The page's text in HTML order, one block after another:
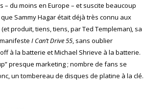
– du moins en Europe – et suscite beaucoup
Sammy Hagar était déjà très connu aux
produit, tiens, tiens, par Ted Templeman), sa
I Can’t Drive 55, sans oublier
à la batterie et Michael Shrieve à la batterie.
presque marketing ; nombre de fans se
un tombereau de disques de platine à la clé.